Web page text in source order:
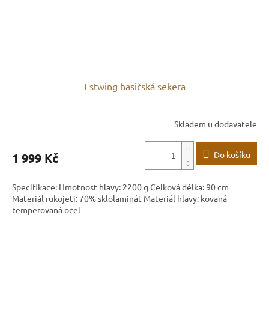
Estwing hasičská sekera
Skladem u dodavatele
1 999 Kč Do košíku
Specifikace: Hmotnost hlavy: 2200 g Celková délka: 90 cm
Materiál rukojeti: 70% sklolaminát Materiál hlavy: kovaná
temperovaná ocel